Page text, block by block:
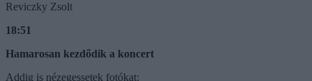
Reviczky Zsolt
18:51
Hamarosan kezdődik a koncert
Addig is nézegessetek fotókat: